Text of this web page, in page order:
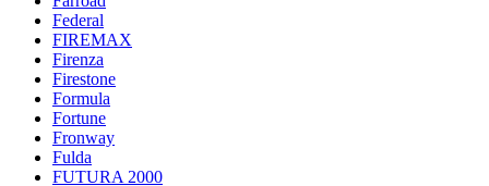
Federal
FIREMAX
Firenza
Firestone
Formula
Fortune
Fronway
Fulda
FUTURA 2000